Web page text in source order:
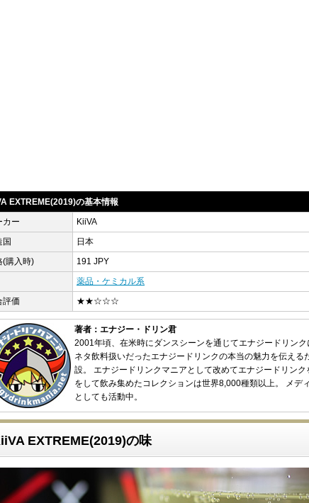
EXTREME(2019)の基本情報
カー
KiiVA
国
日本
(購入時)
191 JPY
薬品・ケミカル系
評価
★★☆☆☆
著者：エナジー・ドリン君
2001年頃、在米時にダンスシーンを通じてエナジードリン
ネタ飲料扱いだったエナジードリンクの本当の魅力を伝える
設。 エナジードリンクマニアとして改めてエナジードリン
をして飲み集めたコレクションは世界8,000種類以上。 メデ
としても活動中。
EXTREME(2019)の味